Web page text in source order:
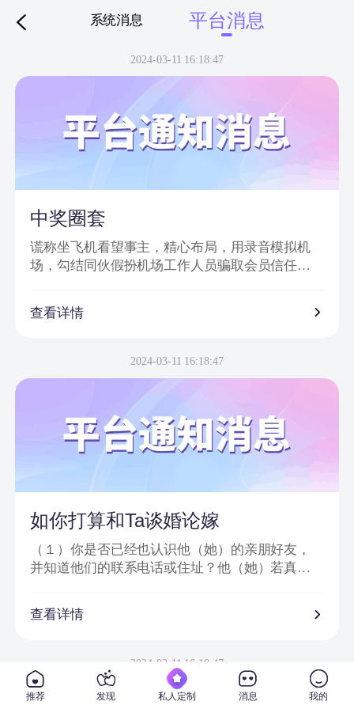
系统消息 平台消息
下拉刷新
2024-03-11 16:18:47
中奖圈套
谎称坐飞机看望事主，精心布局，用录音模拟机
场，勾结同伙假扮机场工作人员骗取会员信任，
诈骗特点：
信息或节目邀请嘉宾、网站会员为信件内容；
2、骗子以＂消息提示员XX＂、＂送礼员XX＂等
3、把中奖诈骗信息发到会员手机上，要求会员登
录一个钓鱼网站进行汇款；
4、虚假信息为避免系统筛查及一般由大量符号或
查看详情
2024-03-11 16:18:47
如你打算和Ta谈婚论嫁
（１）你是否已经也认识他（她）的亲朋好友，
并知道他们的联系电话或住址？他（她）若真心
私人社交圈子。
信他（她）真的在那里从事着他（她）所说的工
作？
查看详情
2024-03-11 16:18:47
推荐 发现 私人定制 消息 我的